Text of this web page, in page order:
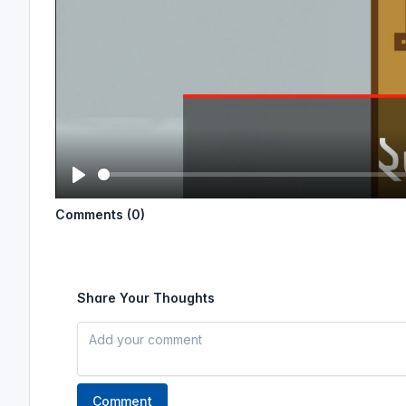
l
Comments (0)
Share Your Thoughts
Comment